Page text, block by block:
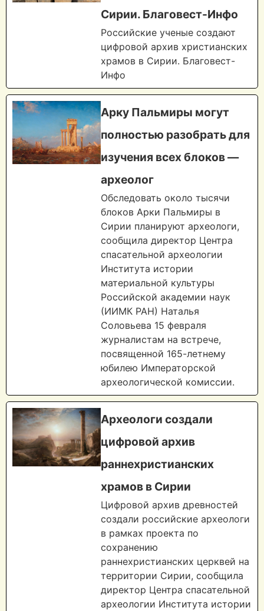
Сирии. Благовест-Инфо
Российские ученые создают
цифровой архив христианских
храмов в Сирии. Благовест-
Инфо
Арку Пальмиры могут
полностью разобрать для
изучения всех блоков —
археолог
Обследовать около тысячи
блоков Арки Пальмиры в
Сирии планируют археологи,
сообщила директор Центра
спасательной археологии
Института истории
материальной культуры
Российской академии наук
(ИИМК РАН) Наталья
Соловьева 15 февраля
журналистам на встрече,
посвященной 165-летнему
юбилею Императорской
археологической комиссии.
Археологи создали
цифровой архив
раннехристианских
храмов в Сирии
Цифровой архив древностей
создали российские археологи
в рамках проекта по
сохранению
раннехристианских церквей на
территории Сирии, сообщила
директор Центра спасательной
археологии Института истории